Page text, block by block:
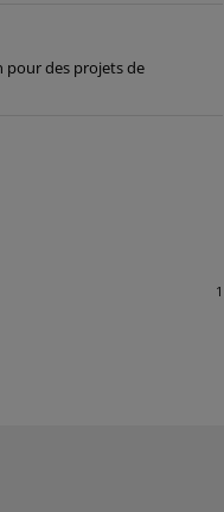
pour des projets de